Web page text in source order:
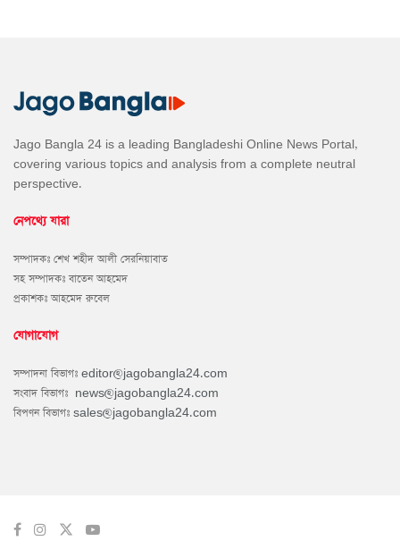
Jago Bangla 24 is a leading Bangladeshi Online News Portal,
covering various topics and analysis from a complete neutral
perspective.
নেপথ্যে যারা
সম্পাদকঃ শেখ শহীদ আলী সেরনিয়াবাত
সহ সম্পাদকঃ বাতেন আহমেদ
প্রকাশকঃ আহমেদ রুবেল
যোগাযোগ
সম্পাদনা বিভাগঃ editor@jagobangla24.com
সংবাদ বিভাগঃ news@jagobangla24.com
বিপণন বিভাগঃ sales@jagobangla24.com